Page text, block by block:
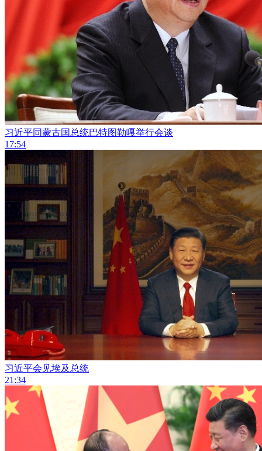
习近平同蒙古国总统巴特图勒嘎举行会谈
17:54
习近平会见埃及总统
21:34